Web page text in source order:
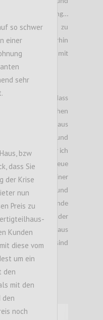
Überraschung…
stand, dass es zu
wird. Und weiterhin
Bett mit
dass
zu hohen
Diese resultieren aus
Nachfrage und
Lockdown war ich
der sich eine neue
Es kam zu einer
an Matratzen und
Verknappungen der
Konsequenz aus
Angebots sind
so schwer
einer
sehr
bzw
dass Sie
der Krise
nun
Preis zu
Kunden
diese vom
um ein
den
mit den
noch